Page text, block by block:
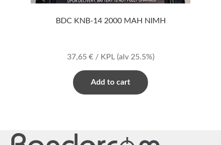
BDC KNB-14 2000 MAH NIMH
37,65 €/ KPL (alv 25.5%)
Add to cart